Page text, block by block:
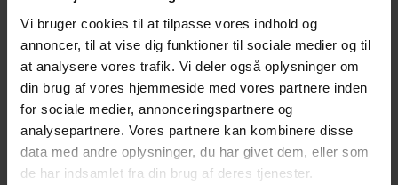
Vi bruger cookies til at tilpasse vores indhold og
annoncer, til at vise dig funktioner til sociale medier og til
at analysere vores trafik. Vi deler også oplysninger om
din brug af vores hjemmeside med vores partnere inden
for sociale medier, annonceringspartnere og
analysepartnere. Vores partnere kan kombinere disse
data med andre oplysninger, du har givet dem, eller som
de har indsamlet fra din brug af deres tjenester.
veludstyrede til solorejsende, mens
dobbeltværelserne tilbyder ekstra plads, ideelt til
par eller venner. De har alle eget badeværelse, så
opholdet bliver behageligt.
Restaurant
Restaurant
Restauranten er lukket søndag fra: 10:00 - 00:00
Bar
Mulighed for laktosefri mad
Mulighed for glutenfri mad
Mulighed for vegetar mad